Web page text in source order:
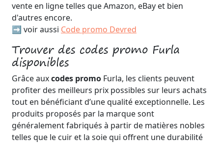
vente en ligne telles que Amazon, eBay et bien
d'autres encore.
➡️ voir aussi Code promo Devred
Trouver des codes promo Furla
disponibles
Grâce auxcodes promo Furla, les clients peuvent
profiter des meilleurs prix possibles sur leurs achats
tout en bénéficiant d’une qualité exceptionnelle. Les
produits proposés par la marque sont
généralement fabriqués à partir de matières nobles
telles que le cuir et la soie qui offrent une durabilité